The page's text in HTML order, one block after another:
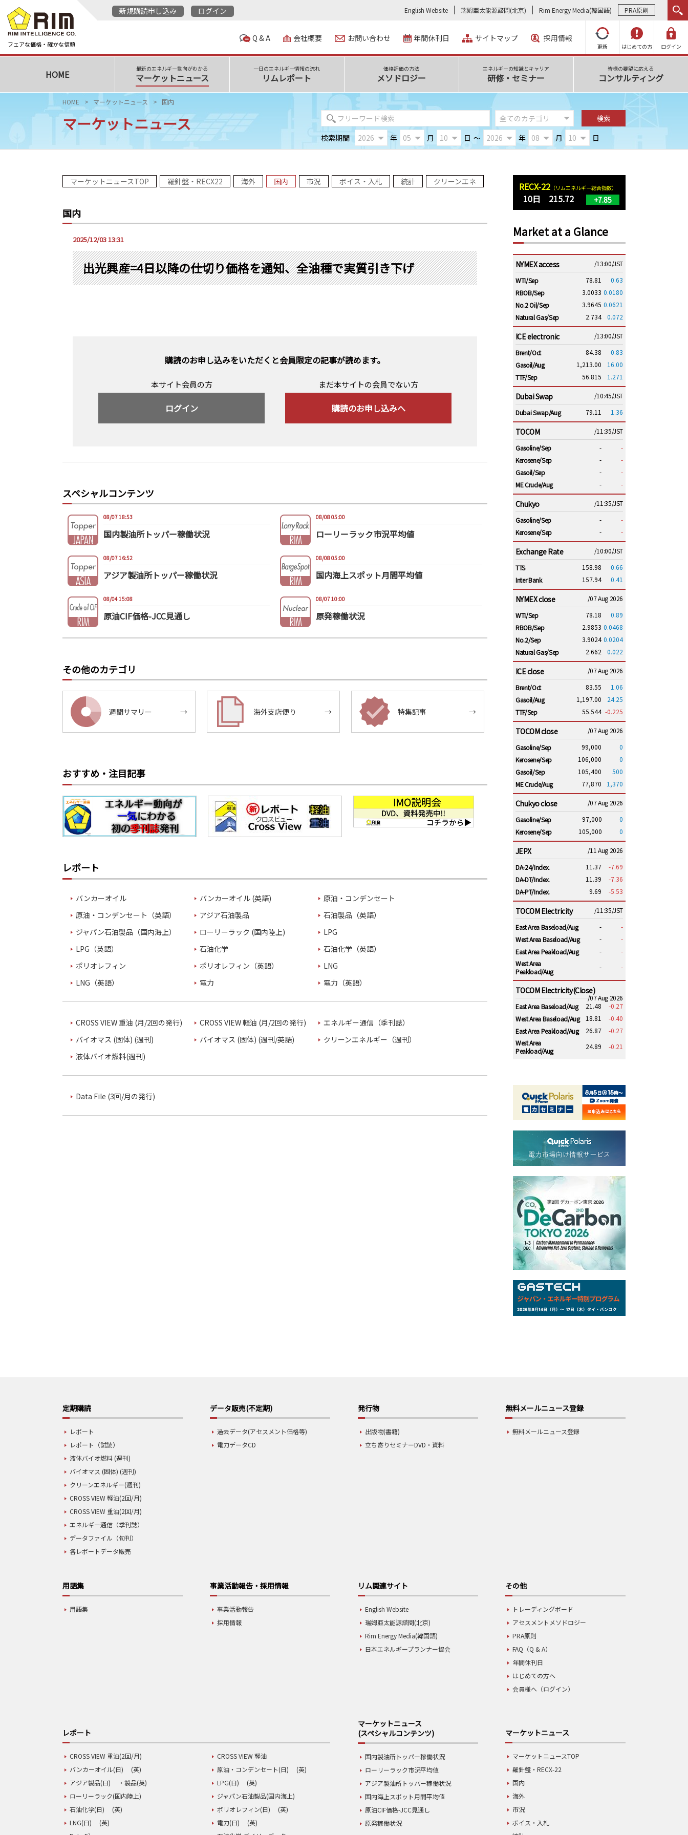
フェアな価格・確かな信頼
新規購読申し込み ログイン English Website 瑞姆亜太能源諮問(北京) Rim Energy Media(韓国語) PRA原則
更新 はじめての方 ログイン
Q & A 会社概要 お問い合わせ 年間休刊日 サイトマップ 採用情報
HOME 最新のエネルギー動向がわかる
マーケットニュース
一日のエネルギー情報の流れ
リムレポート
価格評価の方法
メソドロジー
エネルギーの知識とキャリア
研修・セミナー
皆様の要望に応える
コンサルティング
HOME マーケットニュース 国内
マーケットニュース
検索期間 年 月 日 ～ 年 月 日
マーケットニュースTOP 羅針盤・RECX22 海外 国内 市況 ボイス・入札 統計 クリーンエネ
国内
2025/12/03 13:31
出光興産=4日以降の仕切り価格を通知、全油種で実質引き下げ
購読のお申し込みをいただくと会員限定の記事が読めます。
本サイト会員の方
ログイン
まだ本サイトの会員でない方
購読のお申し込みへ
スペシャルコンテンツ
08/07 18:53
国内製油所トッパー稼働状況
08/08 05:00
ローリーラック市況平均値
08/07 16:52
アジア製油所トッパー稼働状況
08/08 05:00
国内海上スポット月間平均値
08/04 15:08
原油CIF価格-JCC見通し
08/07 10:00
原発稼働状況
その他のカテゴリ
週間サマリー → 海外支店便り → 特集記事 →
おすすめ・注目記事
レポート
バンカーオイル バンカーオイル (英語)
原油・コンデンセート
原油・コンデンセート（英語）
アジア石油製品
石油製品（英語）
ジャパン石油製品（国内海上）
ローリーラック (国内陸上)
LPG
LPG（英語）
石油化学
石油化学（英語）
ポリオレフィン
ポリオレフィン（英語）
LNG
LNG（英語）
電力 電力（英語）
CROSS VIEW 重油 (月/2回の発行) CROSS VIEW 軽油 (月/2回の発行)
エネルギー通信（季刊誌）
バイオマス (固体) (週刊)
バイオマス (固体) (週刊/英語)
クリーンエネルギー（週刊）
液体バイオ燃料(週刊)
Data File (3回/月の発行)
RECX-22 （リムエネルギー総合指数）
10日 215.72 +7.85
Market at a Glance
NYMEX access
/13:00/JST
WTI/Sep
78.81
0.63
RBOB/Sep
3.0033 0.0180
No.2 Oil/Sep
3.9645 0.0621
Natural Gas/Sep
2.734 0.072
ICE electronic
/13:00/JST
Brent/Oct
84.38
0.83
Gasoil/Aug
1,213.00
16.00
TTF/Sep
56.815 1.271
Dubai Swap
/10:45/JST
Dubai Swap/Aug
79.11 1.36
TOCOM
/11:35/JST
Gasoline/Sep
-
-
Kerosene/Sep
-
-
Gasoil/Sep
-
-
ME Crude/Aug
- -
Chukyo
/11:35/JST
Gasoline/Sep
-
-
Kerosene/Sep
- -
Exchange Rate
/10:00/JST
TTS
158.98
0.66
Inter Bank
157.94 0.41
NYMEX close
/07 Aug 2026
WTI/Sep
78.18
0.89
RBOB/Sep
2.9853 0.0468
No.2/Sep
3.9024 0.0204
Natural Gas/Sep
2.662 0.022
ICE close
/07 Aug 2026
Brent/Oct
83.55
1.06
Gasoil/Aug
1,197.00
24.25
TTF/Sep
55.544 -0.225
TOCOM close
/07 Aug 2026
Gasoline/Sep
99,000
0
Kerosene/Sep
106,000
0
Gasoil/Sep
105,400
500
ME Crude/Aug
77,870 1,370
Chukyo close
/07 Aug 2026
Gasoline/Sep
97,000
0
Kerosene/Sep
105,000 0
JEPX
/11 Aug 2026
DA-24/Index.
11.37
-7.69
DA-DT/Index.
11.39
-7.36
DA-PT/Index.
9.69 -5.53
TOCOM Electricity
/11:35/JST
East Area Baseload/Aug
-
-
West Area Baseload/Aug
-
-
East Area Peakload/Aug
-
-
West Area
Peakload/Aug
- -
TOCOM Electricity(Close)
/07 Aug 2026
East Area Baseload/Aug
21.48
-0.27
West Area Baseload/Aug
18.81
-0.40
East Area Peakload/Aug
26.87
-0.27
West Area
Peakload/Aug
24.89 -0.21
定期購読
レポート
レポート（試読）
液体バイオ燃料 (週刊)
バイオマス (固体) (週刊)
クリーンエネルギー(週刊)
CROSS VIEW 軽油(2回/月)
CROSS VIEW 重油(2回/月)
エネルギー通信（季刊誌）
データファイル（旬刊）
各レポートデータ販売
データ販売(不定期)
過去データ(アセスメント価格等)
電力データCD
発行物
出版物(書籍)
立ち寄りセミナーDVD・資料
無料メールニュース登録
無料メールニュース登録
用語集
用語集
事業活動報告・採用情報
事業活動報告
採用情報
リム関連サイト
English Website
瑞姆亜太能源諮問(北京)
Rim Energy Media(韓国語)
日本エネルギープランナー協会
その他
トレーディングボード
アセスメントメソドロジー
PRA原則
FAQ（Q & A）
年間休刊日
はじめての方へ
会員様へ（ログイン）
レポート
CROSS VIEW 重油(2回/月)
CROSS VIEW 軽油
バンカーオイル(日)
(英) 原油・コンデンセート(日)
(英)
アジア製品(日)
・製品(英) LPG(日)
(英)
ローリーラック(国内陸上)
ジャパン石油製品(国内海上)
石油化学(日)
(英) ポリオレフィン(日)
(英)
LNG(日)
(英) 電力(日)
(英)
マーケットニュース
(スペシャルコンテンツ)
国内製油所トッパー稼働状況
ローリーラック市況平均値
アジア製油所トッパー稼働状況
国内海上スポット月間平均値
原油CIF価格-JCC見通し
原発稼働状況
マーケットニュース
マーケットニュースTOP
羅針盤・RECX-22
国内
海外
市況
ボイス・入札